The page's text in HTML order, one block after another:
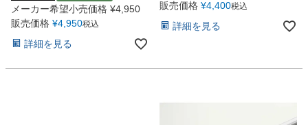
メーカー希望小売価格 ¥4,950
販売価格 ¥4,950税込
詳細を見る
販売価格 ¥4,400税込
詳細を見る